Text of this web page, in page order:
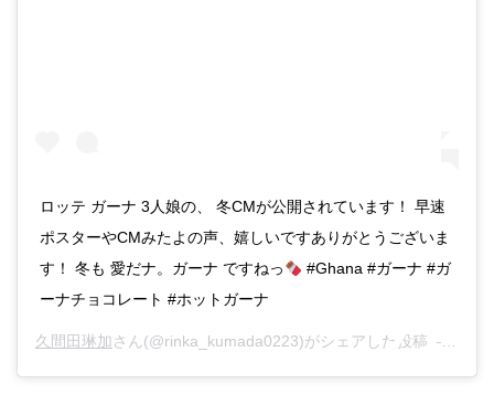
ロッテ ガーナ 3人娘の、 冬CMが公開されています！ 早速
ポスターやCMみたよの声、嬉しいですありがとうございま
す！ 冬も 愛だナ。ガーナ ですねっ
#Ghana #ガーナ #ガ
ーナチョコレート #ホットガーナ
久間田琳加さん(@rinka_kumada0223)がシェアした投稿 – 2018